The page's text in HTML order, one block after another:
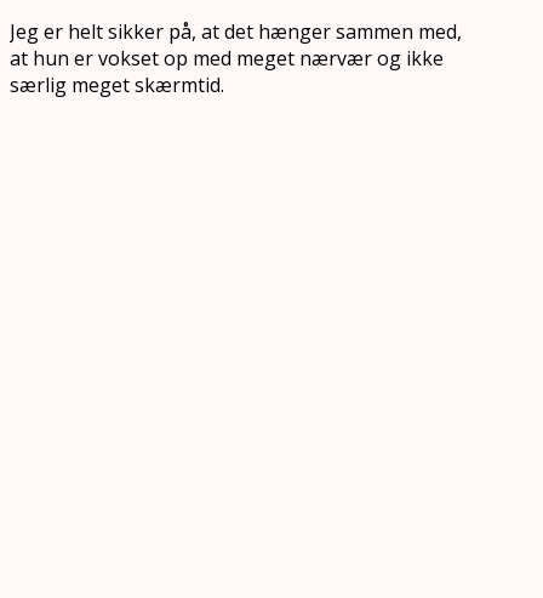
Jeg er helt sikker på, at det hænger sammen med,
at hun er vokset op med meget nærvær og ikke
særlig meget skærmtid.